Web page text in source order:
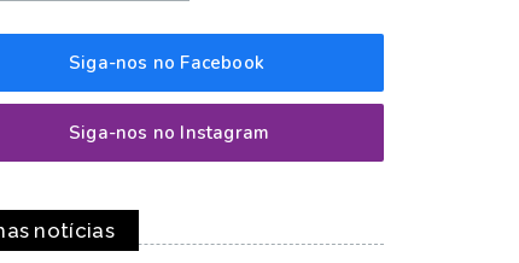
Siga-nos no Facebook
Siga-nos no Instagram
notícias